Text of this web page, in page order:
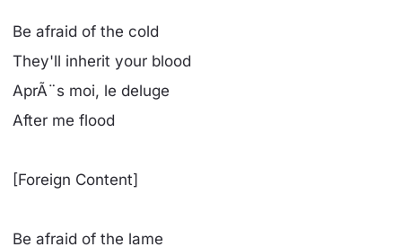
Be afraid of the cold
They'll inherit your blood
AprÃ¨s moi, le deluge
After me flood
[Foreign Content]
Be afraid of the lame